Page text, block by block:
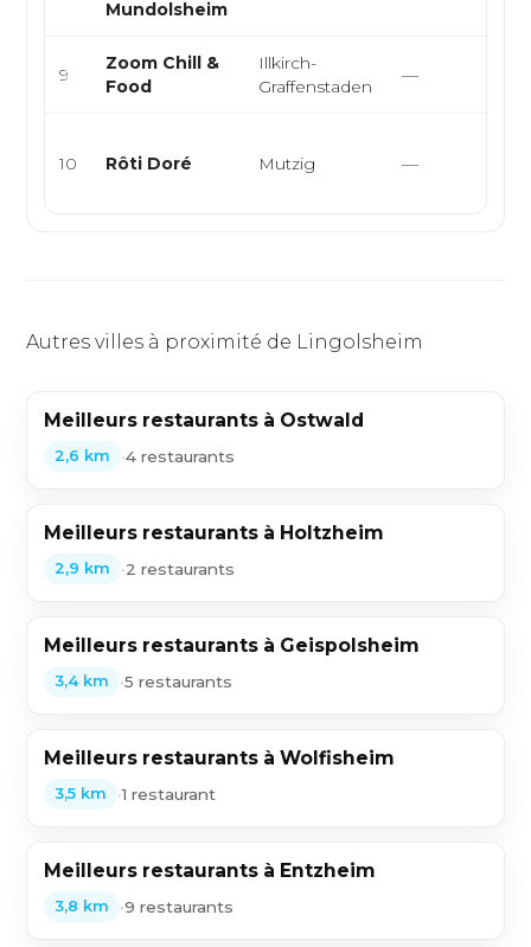
Mundolsheim
9
Zoom Chill &
Food
Illkirch-
Graffenstaden
—
10 Rôti Doré Mutzig —
Autres villes à proximité de Lingolsheim
Meilleurs restaurants à Ostwald
2,6 km •4 restaurants
Meilleurs restaurants à Holtzheim
2,9 km •2 restaurants
Meilleurs restaurants à Geispolsheim
3,4 km •5 restaurants
Meilleurs restaurants à Wolfisheim
3,5 km •1 restaurant
Meilleurs restaurants à Entzheim
3,8 km •9 restaurants